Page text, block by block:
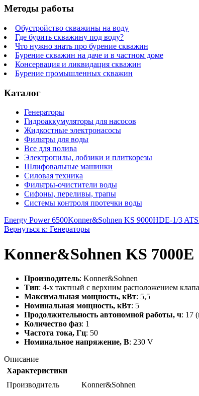
Методы работы
Обустройство скважины на воду
Где бурить скважину под воду?
Что нужно знать про бурение скважин
Бурение скважин на даче и в частном доме
Консервация и ликвидация скважин
Бурение промышленных скважин
Каталог
Генераторы
Гидроаккумуляторы для насосов
Жидкостные электронасосы
Фильтры для воды
Все для полива
Электропилы, лобзики и плиткорезы
Шлифовальные машинки
Силовая техника
Фильтры-очистители воды
Сифоны, переливы, трапы
Системы контроля протечки воды
Energy Power 6500Konner&Sohnen KS 9000HDE-1/3
Вернуться к: Генераторы
Konner&Sohnen KS 7000E
Производитель: Konner&Sohnen
Тип: 4-х тактный с верхним расположением
Максимальная мощность, кВт: 5,5
Номинальная мощность, кВт: 5
Продолжительность автономной работы, ч: 17
Количество фаз: 1
Частота тока, Гц: 50
Номинальное напряжение, В: 230 V
Описание
Характеристики
Производитель
Konner&Sohnen